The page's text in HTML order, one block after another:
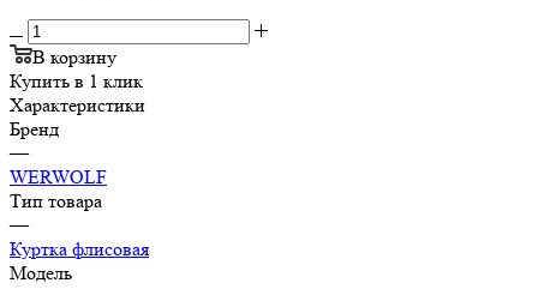
В корзину
Купить в 1 клик
Характеристики
Бренд
—
WERWOLF
Тип товара
—
Куртка флисовая
Модель